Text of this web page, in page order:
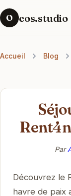
O cos.studio
Accueil Blog
Par
Découvrez le
havre de paix